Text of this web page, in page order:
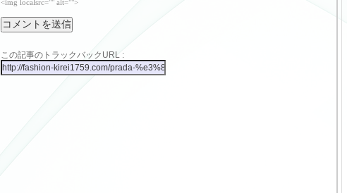
<img localsrc="" alt="">
この記事のトラックバックURL :